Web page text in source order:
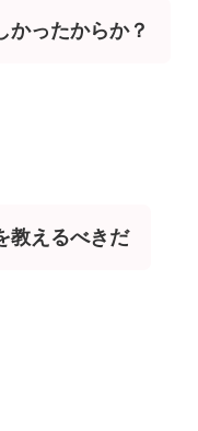
かったからか？
教えるべきだ